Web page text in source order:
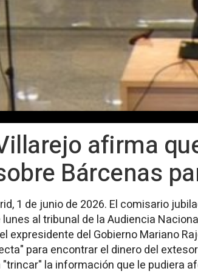
afirma
Bárcenas
1 de junio de 2026. El comisario
al tribunal de la Audiencia
expresidente del Gobierno Mariano
para encontrar el dinero del
"trincar" la información que le pudiera